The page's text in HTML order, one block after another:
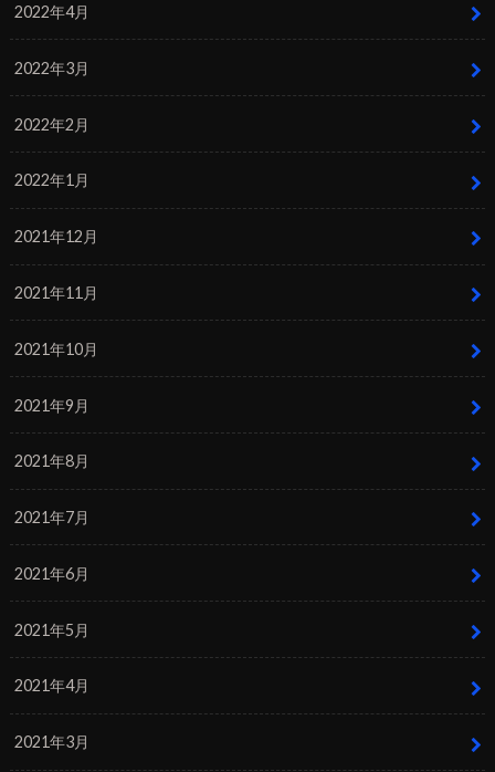
2022年4月
2022年3月
2022年2月
2022年1月
2021年12月
2021年11月
2021年10月
2021年9月
2021年8月
2021年7月
2021年6月
2021年5月
2021年4月
2021年3月